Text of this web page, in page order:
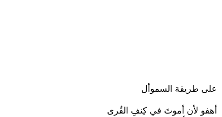
على طريقة السموأل
أهفو لأن أموتَ في كِنفِ القُرى